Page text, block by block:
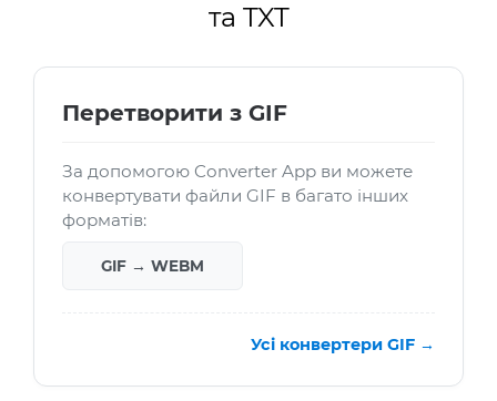
та TXT
Перетворити з GIF
За допомогою Converter App ви можете
конвертувати файли GIF в багато інших
форматів:
GIF → WEBM
Усі конвертери GIF →